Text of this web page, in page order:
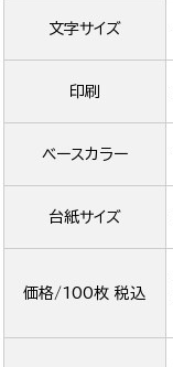
文字サイズ
印刷
ベースカラー
台紙サイズ
価格/100枚 税込